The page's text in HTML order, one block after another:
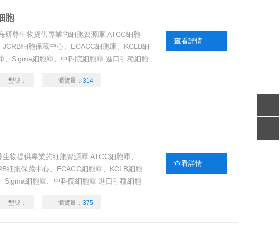
胞
研尊生物提供專業的細胞資源庫 ATCC細胞
細胞保藏中心、ECACC細胞庫、KCLB細
、Sigma細胞庫、中科院細胞庫 進口引種細胞
型號： 瀏覽量： 314
查看詳情
物提供專業的細胞資源庫 ATCC細胞庫、
細胞保藏中心、ECACC細胞庫、KCLB細胞
Sigma細胞庫、中科院細胞庫 進口引種細胞
型號： 瀏覽量： 375
查看詳情